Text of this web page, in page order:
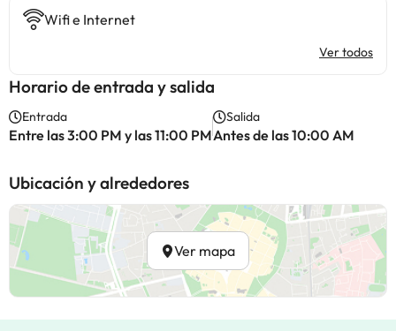
Wifi e Internet
Ver todos
Horario de entrada y salida
Entrada
Entre las 3:00 PM y las 11:00 PM
Salida
Antes de las 10:00 AM
Ubicación y alrededores
Ver mapa